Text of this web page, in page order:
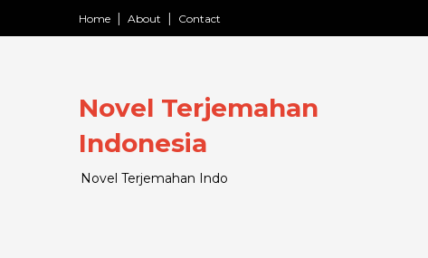
Home About Contact
Novel Terjemahan
Indonesia
Novel Terjemahan Indo